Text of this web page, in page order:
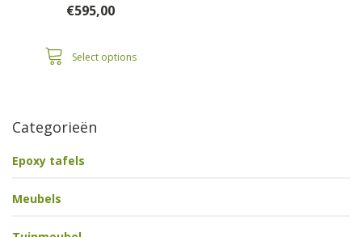
€595,00
Select options
Categorieën
Epoxy tafels
Meubels